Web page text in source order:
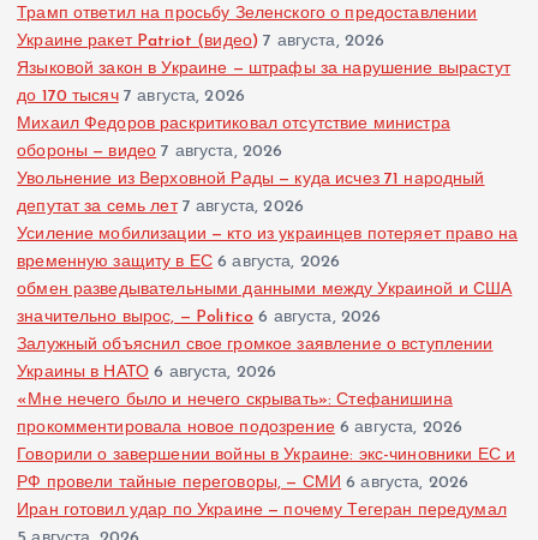
Трамп ответил на просьбу Зеленского о предоставлении
Украине ракет Patriot (видео) 7 августа, 2026
Языковой закон в Украине — штрафы за нарушение вырастут
до 170 тысяч 7 августа, 2026
Михаил Федоров раскритиковал отсутствие министра
обороны — видео 7 августа, 2026
Увольнение из Верховной Рады — куда исчез 71 народный
депутат за семь лет 7 августа, 2026
Усиление мобилизации — кто из украинцев потеряет право на
временную защиту в ЕС 6 августа, 2026
обмен разведывательными данными между Украиной и США
значительно вырос, — Politico 6 августа, 2026
Залужный объяснил свое громкое заявление о вступлении
Украины в НАТО 6 августа, 2026
«Мне нечего было и нечего скрывать»: Стефанишина
прокомментировала новое подозрение 6 августа, 2026
Говорили о завершении войны в Украине: экс-чиновники ЕС и
РФ провели тайные переговоры, — СМИ 6 августа, 2026
Иран готовил удар по Украине — почему Тегеран передумал